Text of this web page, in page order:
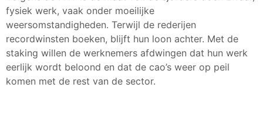
fysiek werk, vaak onder moeilijke
weersomstandigheden. Terwijl de rederijen
recordwinsten boeken, blijft hun loon achter. Met de
staking willen de werknemers afdwingen dat hun werk
eerlijk wordt beloond en dat de cao’s weer op peil
komen met de rest van de sector.